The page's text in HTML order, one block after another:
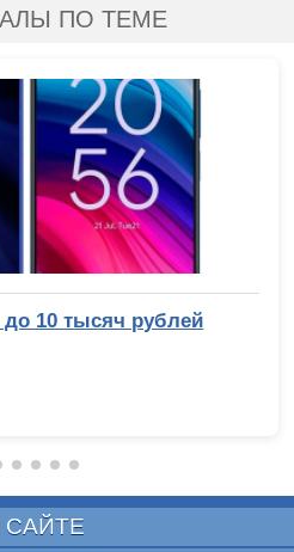
ПО ТЕМЕ
10 тысяч рублей
САЙТЕ